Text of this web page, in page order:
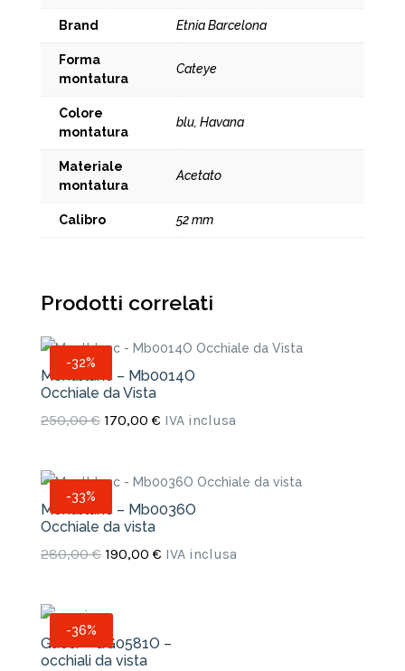
Brand Etnia Barcelona
Forma
montatura
Cateye
Colore
montatura
blu, Havana
Materiale
montatura
Acetato
Calibro 52 mm
Prodotti correlati
-32%
Montblanc – Mb0014O
Occhiale da Vista
250,00€ Il
era:
250,00 €.
170,00 €Il
è:
170,00 €.
IVA inclusa
-33%
Montblanc – Mb0036O
Occhiale da vista
280,00€ Il
280,00 €.
190,00 €Il
190,00 €.
IVA inclusa
-36%
Gucci – GG0581O –
occhiali da vista